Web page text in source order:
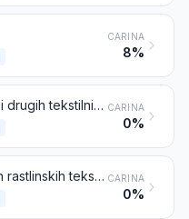
CARINA
8%
Tkanine iz jute ali drugih tekstilnih ličnatih vlaken iz tarifne številke 5303 CARINA
0%
Tkanine iz drugih rastlinskih tekstilnih vlaken; tkanine iz papirne preje CARINA
0%